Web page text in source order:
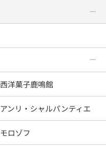
西洋菓子鹿鳴館
アンリ・シャルパンティエ
モロゾフ